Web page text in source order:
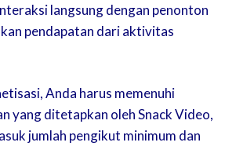
langsung dengan penonton
pendapatan dari aktivitas
Anda harus memenuhi
yang ditetapkan oleh Snack Video,
jumlah pengikut minimum dan